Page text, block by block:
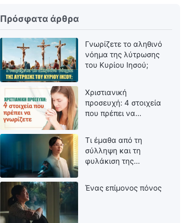
Πρόσφατα άρθρα
Γνωρίζετε το αληθινό
νόημα της λύτρωσης
του Κυρίου Ιησού;
Χριστιανική
προσευχή: 4 στοιχεία
που πρέπει να
Τι έμαθα από τη
σύλληψη και τη
φυλάκιση της
Ένας επίμονος πόνος